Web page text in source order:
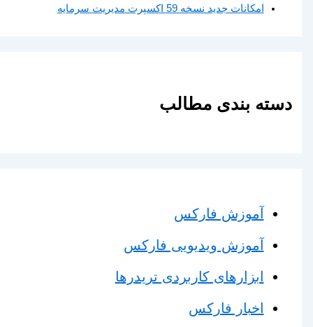
امکانات جدید نسخه 59 اکسپرت مدیریت سرمایه
دسته بندی مطالب
آموزش فارکس
آموزش ویدیویی فارکس
ابزارهای کاربردی تریدرها
اخبار فارکس